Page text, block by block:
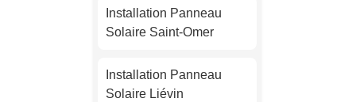
Solaire Nice
Solaire Nantes
Installation Panneau
Solaire Saint-Omer
Installation Panneau
Solaire Liévin